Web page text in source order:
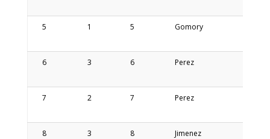
5 1 5 Gomory
6 3 6 Perez
7 2 7 Perez
8 3 8 Jimenez